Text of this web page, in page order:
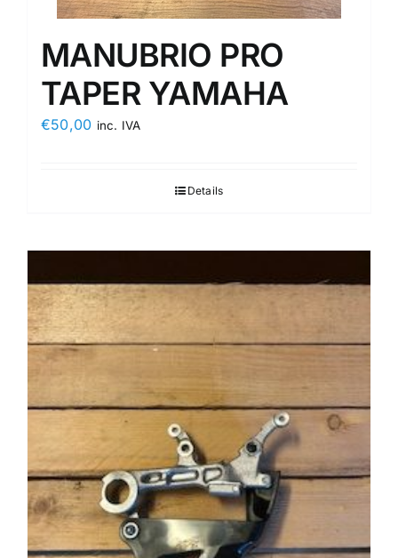
MANUBRIO PRO
TAPER YAMAHA
€50,00 inc. IVA
Details